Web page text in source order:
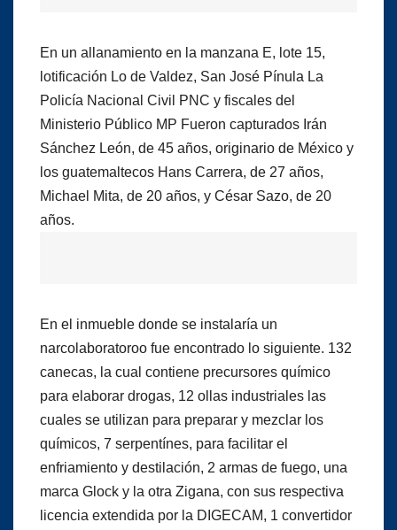
En un allanamiento en la manzana E, lote 15,
lotificación Lo de Valdez, San José Pínula La
Policía Nacional Civil PNC y fiscales del
Ministerio Público MP Fueron capturados Irán
Sánchez León, de 45 años, originario de México y
los guatemaltecos Hans Carrera, de 27 años,
Michael Mita, de 20 años, y César Sazo, de 20
años.
En el inmueble donde se instalaría un
narcolaboratoroo fue encontrado lo siguiente. 132
canecas, la cual contiene precursores químico
para elaborar drogas, 12 ollas industriales las
cuales se utilizan para preparar y mezclar los
químicos, 7 serpentínes, para facilitar el
enfriamiento y destilación, 2 armas de fuego, una
marca Glock y la otra Zigana, con sus respectiva
licencia extendida por la DIGECAM, 1 convertidor